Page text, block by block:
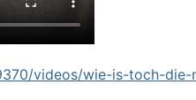
videos/wie-is-toch-